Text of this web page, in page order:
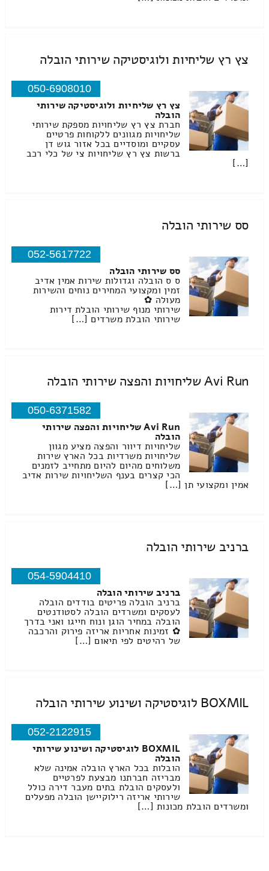
צץ רץ שליחיות ולוגיסטיקה שירותי הובלה
050-6908010
צץ רץ שליחיות ולוגיסטיקה שירותי
הובלה
חברת צץ רץ שליחויות מספקת שירותי
שליחויות מגוונים ללקוחות פרטיים
עסקיים ומוסדיים בכל אזור גוש דן
ברשות צץ רץ שליחויות צי של כלי רכב
[…]
סס שירותי הובלה
052-5617722
סס שירותי הובלה
ס ס הובלה וגדולות שירות אמין אדיב
זמין ומקצועי המחירים נוחים והשירות
מעולה ✿
שירותי מנוף שירותי הובלת דירות
שירותי הובלת משרדים […]
Avi Run שליחויות והפצה שירותי הובלה
050-6371582
Avi Run שליחויות והפצה שירותי
הובלה
שליחויות דיוור והפצה מציע מגוון
שליחויות משרדיות בכל הארץ שירות
משלוחים מהיום להיום מתחייב לזמנים
הכי קצרים בענף השליחויות שירות אדיב
אמין ומקצועי תן […]
ברניב שירותי הובלה
054-5904410
ברניב שירותי הובלה
ברניב הובלה פריטים בודדים הובלה
לעסקים ומשרדים הובלה לסטודנטים
הובלה במחיר הוגן ונוח חייגו ואני בדרך
✿ זמינות אחריות אריזה פירוק והרכבה
של רהיטים לפי תיאום […]
BOXMIL לוגיסטיקה ושינוע שירותי הובלה
052-2122915
BOXMIL לוגיסטיקה ושינוע שירותי
הובלה
הובלות בכל הארץ הובלה אמינה שלא
מבריזה חברתנו מבצעת לפרטיים
ולעסקים הובלת בתים מעבר דירה כולל
שירותי אריזה רילוקיישן הובלה מפעלים
ומשרדים הובלת מכונות […]